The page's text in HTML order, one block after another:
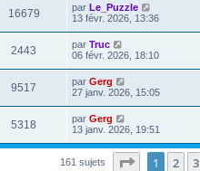
16679 par Le_Puzzle
13 févr. 2026, 13:36
2443 par Truc
06 févr. 2026, 18:10
9517 par Gerg
27 janv. 2026, 15:05
5318 par Gerg
13 janv. 2026, 19:51
161 sujets Page sur7
1 2 3